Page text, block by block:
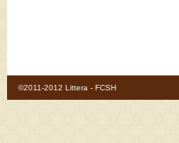
©2011-2012 Littera - FCSH